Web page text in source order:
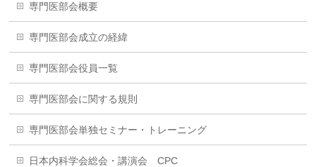
専門医部会概要
専門医部会成立の経緯
専門医部会役員一覧
専門医部会に関する規則
専門医部会単独セミナー・トレーニング
日本内科学会総会・講演会 CPC